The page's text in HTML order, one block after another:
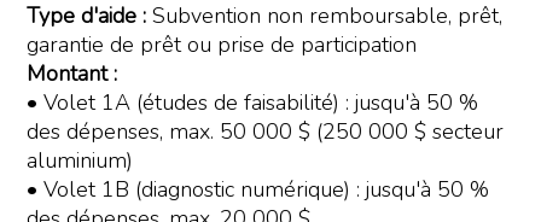
Type d'aide :Subvention non remboursable, prêt,
garantie de prêt ou prise de participation
Montant :
• Volet 1A (études de faisabilité) : jusqu'à 50 %
des dépenses, max. 50 000 $ (250 000 $ secteur
aluminium)
• Volet 1B (diagnostic numérique) : jusqu'à 50 %